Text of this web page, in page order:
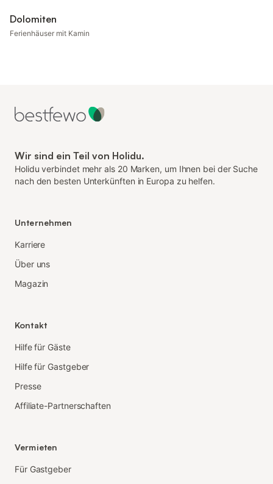
Dolomiten
Ferienhäuser mit Kamin
Wir sind ein Teil von Holidu.
Holidu verbindet mehr als 20 Marken, um Ihnen bei der Suche
nach den besten Unterkünften in Europa zu helfen.
Unternehmen
Karriere
Über uns
Magazin
Kontakt
Hilfe für Gäste
Hilfe für Gastgeber
Presse
Affiliate-Partnerschaften
Vermieten
Für Gastgeber